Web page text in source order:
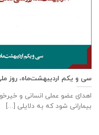
سی و یکم اردیبهشت‌ماه، روز
اهدای عضو عملی انسانی و
بیمارانی شود که به دلایلی [...]